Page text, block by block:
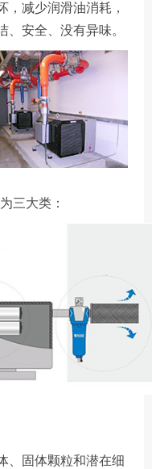
，减少润滑油消耗，
安全、没有异味。
三大类：
、固体颗粒和潜在细